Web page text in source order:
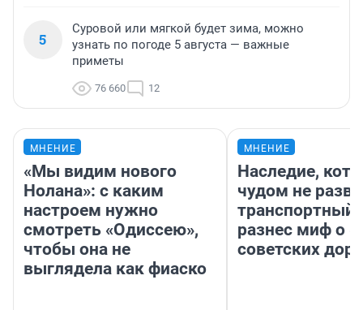
5
Суровой или мягкой будет зима, можно
узнать по погоде 5 августа — важные
приметы
76 660 12
МНЕНИЕ
«Мы видим нового
Нолана»: с каким
настроем нужно
смотреть «Одиссею»,
чтобы она не
выглядела как фиаско
МНЕНИЕ
Наследие,
чудом не
транспортный
разнес миф о
советских